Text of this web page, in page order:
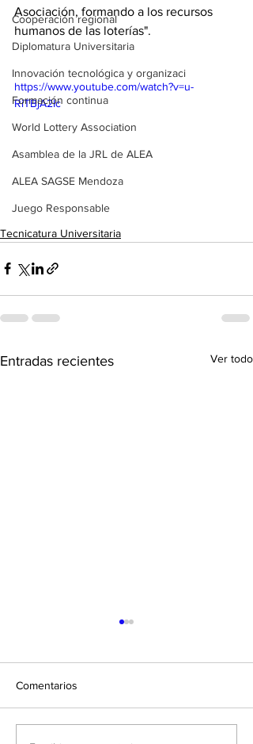
Cooperación regional
Diplomatura Universitaria
Innovación tecnológica y organizaci
Formación continua
World Lottery Association
Asamblea de la JRL de ALEA
ALEA SAGSE Mendoza
Juego Responsable
Asociación, formando a los recursos
humanos de las loterías".
https://www.youtube.com/watch?v=u-
RiTBjA2Ic
Tecnicatura Universitaria
Entradas recientes Ver todo
Comentarios